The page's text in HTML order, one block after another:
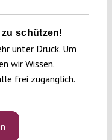
schützen!
unter Druck. Um
wir Wissen.
frei zugänglich.